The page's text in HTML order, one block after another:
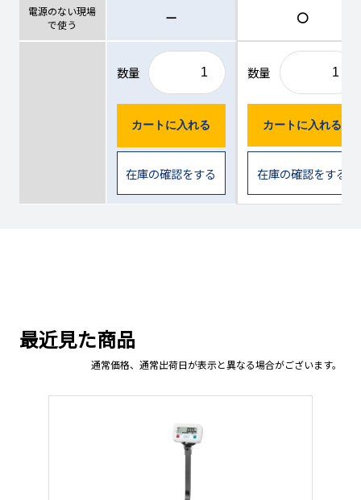
電源のない現場
で使う
ー 〇
数量
カートに入れる
在庫の確認をする
数量
カートに入れる
在庫の確認をする
最近見た商品
通常価格、通常出荷日が表示と異なる場合がございます。